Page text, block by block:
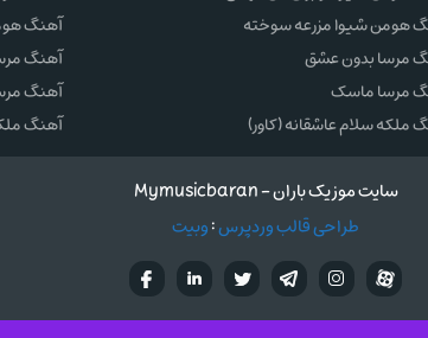
هومن شیوا مزرعه سوخته
مرسا بدون عشق
مرسا ماسک
ملکه سلام عاشقانه (کاور)
آهنگ
آهنگ
آهنگ
آهنگ
سایت موزیک باران - Mymusicbaran
طراحی قالب وردپرس:وبیت
تويترتلگرام
اینستاگرام آپارات